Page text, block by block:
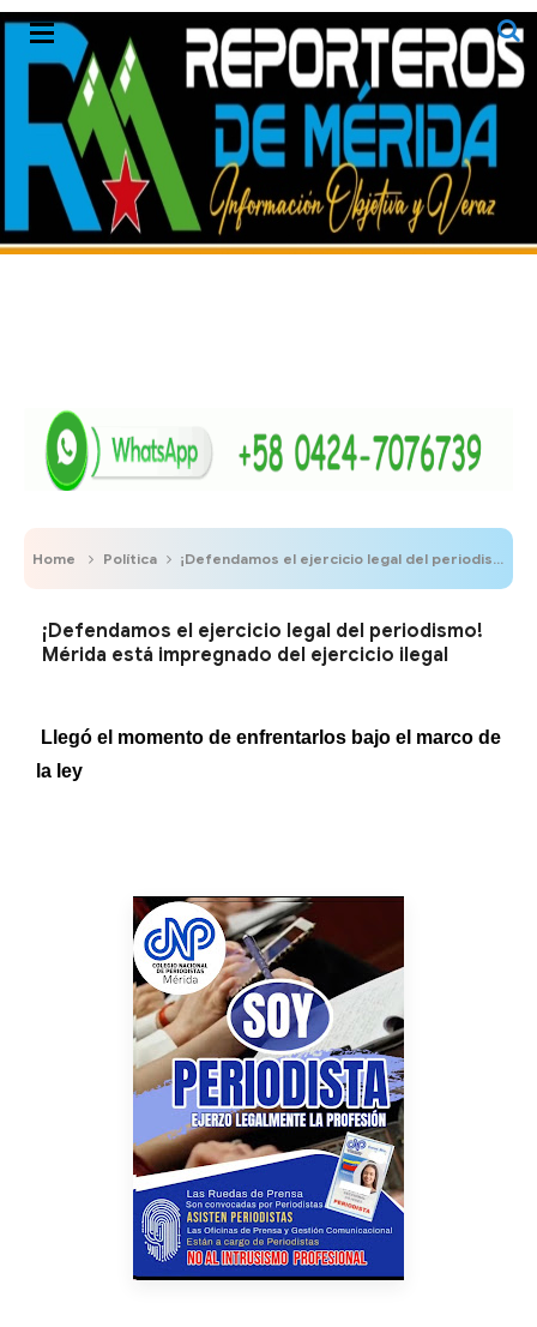
Home Política ¡Defendamos el ejercicio legal del periodismo! Mérida está impregnado del ejercicio ilegal
¡Defendamos el ejercicio legal del periodismo!
Mérida está impregnado del ejercicio ilegal
Llegó el momento de enfrentarlos bajo el marco de
la ley